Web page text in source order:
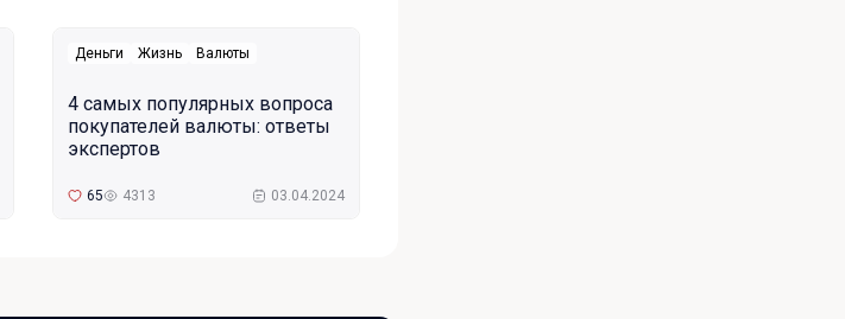
Деньги Жизнь Валюты
4 самых популярных вопроса
покупателей валюты: ответы
экспертов
65 4313 03.04.2024